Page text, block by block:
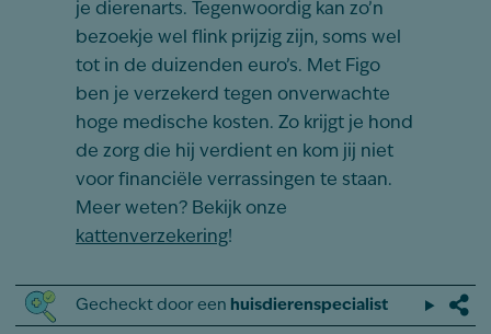
je dierenarts. Tegenwoordig kan zo’n
bezoekje wel flink prijzig zijn, soms wel
tot in de duizenden euro’s. Met Figo
ben je verzekerd tegen onverwachte
hoge medische kosten. Zo krijgt je hond
de zorg die hij verdient en kom jij niet
voor financiële verrassingen te staan.
Meer weten? Bekijk onze
kattenverzekering!
Gecheckt door een huisdierenspecialist